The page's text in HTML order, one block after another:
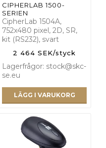
CIPHERLAB 1500-
SERIEN
CipherLab 1504A,
752x480 pixel, 2D, SR,
kit (RS232), svart
2 464 SEK/styck
Lagerfrågor: stock@skc-
se.eu
LÄGG I VARUKORG